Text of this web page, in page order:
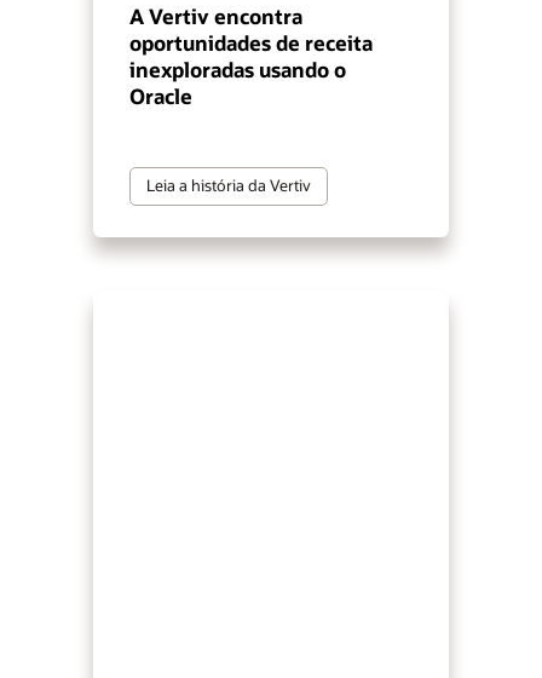
A Vertiv encontra
oportunidades de receita
inexploradas usando o
Oracle
Leia a história da Vertiv